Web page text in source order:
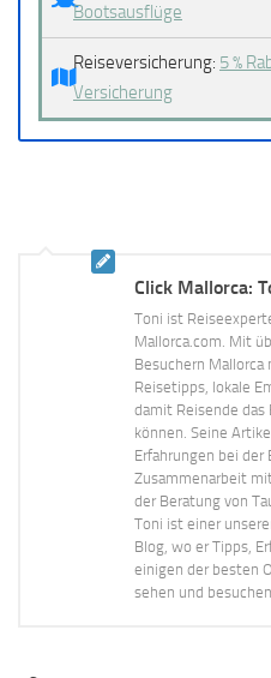
Bootsausflüge
Reiseversicherung: 5 %
Versicherung
Click Mallorca:
Toni ist
Mallorca.com. Mit
Besuchern
Reisetipps, lokale
damit Reisende das
können. Seine
Erfahrungen bei der
Zusammenarbeit
der Beratung von
Toni ist einer
Blog, wo er Tipps,
einigen der besten
sehen und besuchen